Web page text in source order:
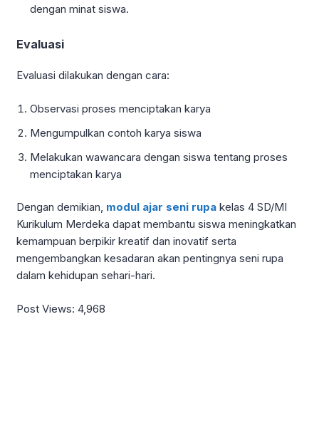
dengan minat siswa.
Evaluasi
Evaluasi dilakukan dengan cara:
Observasi proses menciptakan karya
Mengumpulkan contoh karya siswa
Melakukan wawancara dengan siswa tentang proses
menciptakan karya
Dengan demikian, modul ajar seni rupa kelas 4 SD/MI
Kurikulum Merdeka dapat membantu siswa meningkatkan
kemampuan berpikir kreatif dan inovatif serta
mengembangkan kesadaran akan pentingnya seni rupa
dalam kehidupan sehari-hari.
Post Views: 4,968